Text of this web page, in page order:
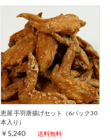
恵屋 手羽唐揚げセット（6パック30
本入り）
￥5,240 送料無料